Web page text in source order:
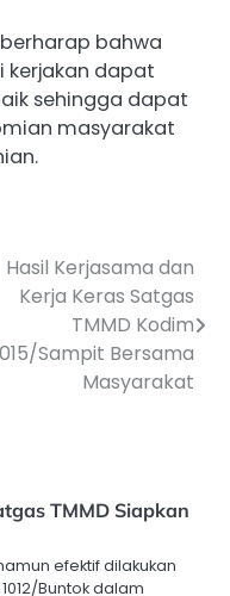
berharap bahwa
kerjakan dapat
sehingga dapat
masyarakat
Hasil Kerjasama dan
Kerja Keras Satgas
TMMD Kodim
Sampit Bersama
Masyarakat
TMMD Siapkan
efektif dilakukan
Buntok dalam